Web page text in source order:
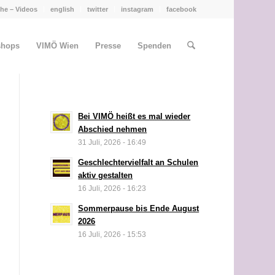
– Videos english twitter instagram facebook
VIMÖ Wien Presse Spenden
Bei VIMÖ heißt es mal wieder
Abschied nehmen
31 Juli, 2026 - 16:49
Geschlechtervielfalt an Schulen
aktiv gestalten
16 Juli, 2026 - 16:23
Sommerpause bis Ende August
2026
16 Juli, 2026 - 15:53